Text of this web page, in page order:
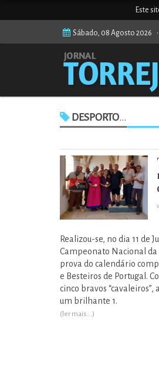
Este
Sábado, 08 Agosto 2026 •
DESPORTO...
Realizou-se, no dia 11 de
Campeonato Nacional da
prova do calendário
e Besteiros de Portugal.
cinco bravos
um brilhante 1.
(ler mais...)